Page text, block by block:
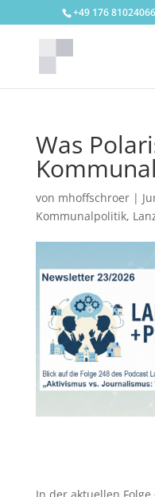
+49 176 81024066
Was
von mhoffschroer|
Kommunalpolitik,
In der aktuellen